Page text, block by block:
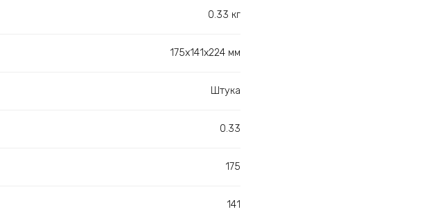
0.33 кг
175х141х224 мм
Штука
0.33
175
141